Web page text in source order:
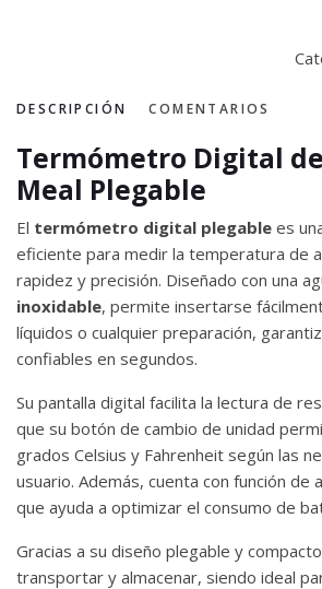
DESCRIPCIÓN COMENTARIOS
Termómetro Digital
Meal Plegable
El termómetro digital plegable es
eficiente para medir la temperatura de
rapidez y precisión. Diseñado con una
inoxidable, permite insertarse
líquidos o cualquier preparación,
confiables en segundos.
Su pantalla digital facilita la lectura de
que su botón de cambio de unidad
grados Celsius y Fahrenheit según las
usuario. Además, cuenta con función de
que ayuda a optimizar el consumo de
Gracias a su diseño plegable y
transportar y almacenar, siendo ideal